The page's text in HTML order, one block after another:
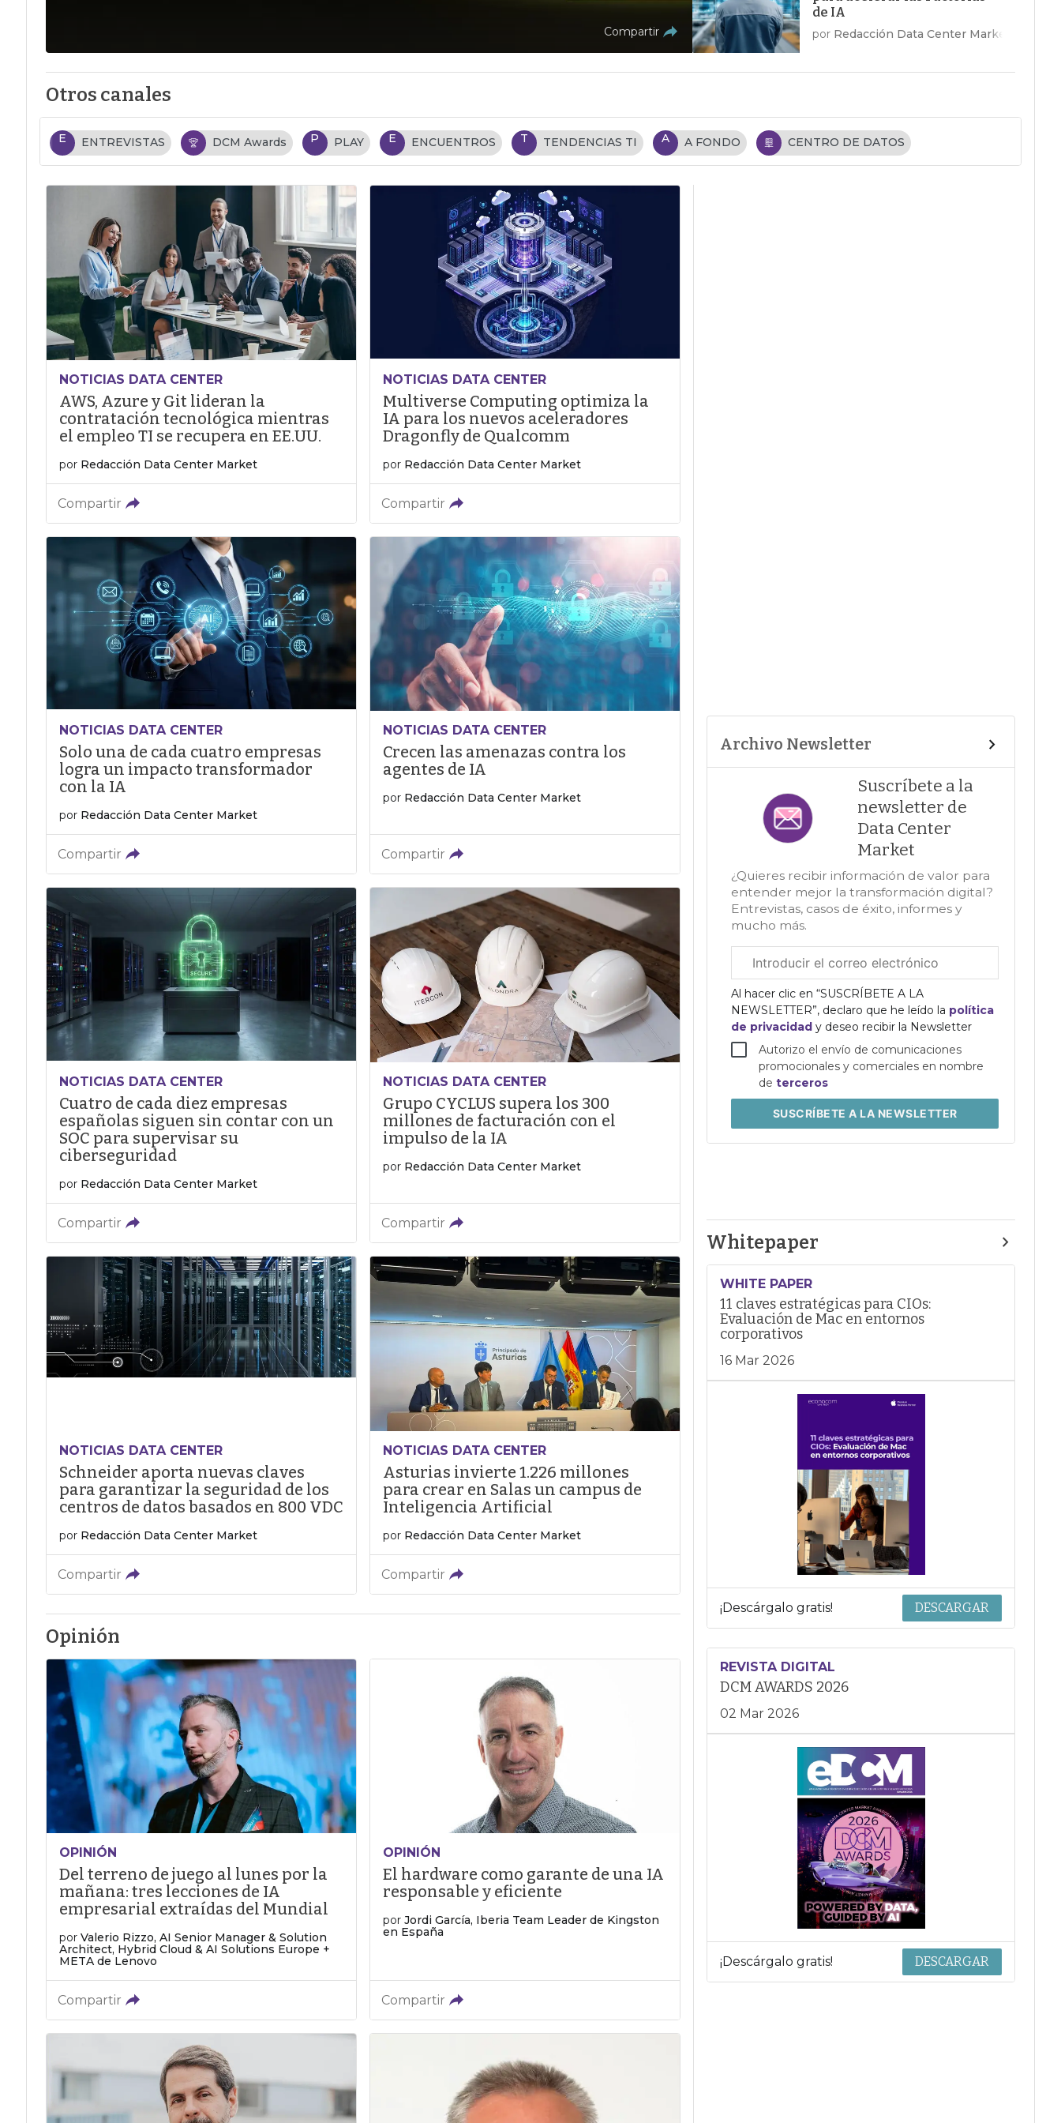
Compartir
de IA
por Redacción Data Center Market
Otros canales
E ENTREVISTAS DCM Awards P PLAY E ENCUENTROS T TENDENCIAS TI A A FONDO CENTRO DE DATOS
NOTICIAS DATA CENTER
AWS, Azure y Git lideran la
contratación tecnológica mientras
el empleo TI se recupera en EE.UU.
por Redacción Data Center Market
Compartir
NOTICIAS DATA CENTER
Multiverse Computing optimiza la
IA para los nuevos aceleradores
Dragonfly de Qualcomm
por Redacción Data Center Market
Compartir
NOTICIAS DATA CENTER
Solo una de cada cuatro empresas
logra un impacto transformador
con la IA
por Redacción Data Center Market
Compartir
NOTICIAS DATA CENTER
Crecen las amenazas contra los
agentes de IA
por Redacción Data Center Market
Compartir
NOTICIAS DATA CENTER
Cuatro de cada diez empresas
españolas siguen sin contar con un
SOC para supervisar su
ciberseguridad
por Redacción Data Center Market
Compartir
NOTICIAS DATA CENTER
Grupo CYCLUS supera los 300
millones de facturación con el
impulso de la IA
por Redacción Data Center Market
Compartir
NOTICIAS DATA CENTER
Schneider aporta nuevas claves
para garantizar la seguridad de los
centros de datos basados en 800 VDC
por Redacción Data Center Market
Compartir
NOTICIAS DATA CENTER
Asturias invierte 1.226 millones
para crear en Salas un campus de
Inteligencia Artificial
por Redacción Data Center Market
Compartir
Opinión
OPINIÓN
Del terreno de juego al lunes por la
mañana: tres lecciones de IA
empresarial extraídas del Mundial
por Valerio Rizzo, AI Senior Manager & Solution
Architect, Hybrid Cloud & AI Solutions Europe +
META de Lenovo
Compartir
OPINIÓN
El hardware como garante de una IA
responsable y eficiente
por Jordi García, Iberia Team Leader de Kingston
en España
Compartir
Archivo Newsletter
Suscríbete a la
newsletter de
Data Center
Market
¿Quieres recibir información de valor para
entender mejor la transformación digital?
Entrevistas, casos de éxito, informes y
mucho más.
electrónico
corporativo
Al hacer clic en “SUSCRÍBETE A LA
NEWSLETTER”, declaro que he leído la política
de privacidady deseo recibir la Newsletter
Autorizo el envío de comunicaciones
promocionales y comerciales en nombre
deterceros
SUSCRÍBETEA LA NEWSLETTER
Whitepaper
WHITE PAPER
11 claves estratégicas para CIOs:
Evaluación de Mac en entornos
corporativos
16 Mar 2026
¡Descárgalo gratis! DESCARGAR
REVISTA DIGITAL
DCM AWARDS 2026
02 Mar 2026
¡Descárgalo gratis! DESCARGAR